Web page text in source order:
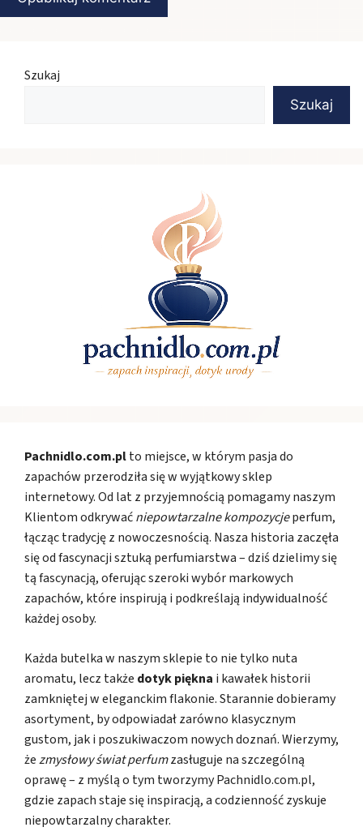
Szukaj
Szukaj
Pachnidlo.com.plto miejsce, w którym pasja do
zapachów przerodziła się w wyjątkowy sklep
internetowy. Od lat z przyjemnością pomagamy naszym
Klientom odkrywaćniepowtarzalne kompozycjeperfum,
łącząc tradycję z nowoczesnością. Nasza historia zaczęła
się od fascynacji sztuką perfumiarstwa – dziś dzielimy się
tą fascynacją, oferując szeroki wybór markowych
zapachów, które inspirują i podkreślają indywidualność
każdej osoby.
Każda butelka w naszym sklepie to nie tylko nuta
aromatu, lecz także dotyk piękna i kawałek historii
zamkniętej w eleganckim flakonie. Starannie dobieramy
asortyment, by odpowiadał zarówno klasycznym
gustom, jak i poszukiwaczom nowych doznań. Wierzymy,
żezmysłowy świat perfumzasługuje na szczególną
oprawę – z myślą o tym tworzymy Pachnidlo.com.pl,
gdzie zapach staje się inspiracją, a codzienność zyskuje
niepowtarzalny charakter.